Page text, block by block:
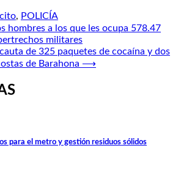
, POLICÍA
hombres a los que les ocupa 578.47
militares
de 325 paquetes de cocaína y dos
de Barahona ⟶
para el metro y gestión residuos sólidos